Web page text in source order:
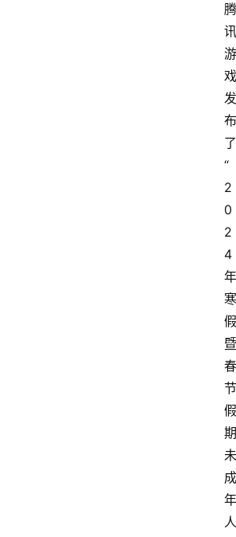
腾
讯
游
戏
发
布
了
“
2
0
2
4
年
寒
假
暨
春
节
假
期
未
成
年
人